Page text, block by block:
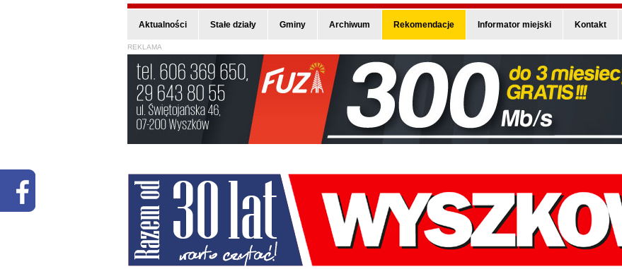
Aktualności Stałe działy Gminy Archiwum Rekomendacje Informator miejski Kontakt
REKLAMA